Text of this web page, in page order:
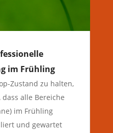
im Frühling
Zustand zu halten,
alle Bereiche
im Frühling
und gewartet